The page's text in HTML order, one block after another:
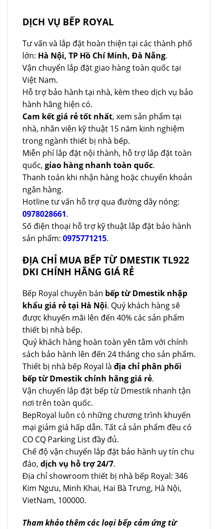
8.500.000 ₫.
DỊCH VỤ BẾP ROYAL
Tư vấn và lắp đặt hoàn thiện tại các thành phố
lớn: Hà Nội, TP Hồ Chí Minh, Đà Nẵng.
Vận chuyển lắp đặt giao hàng toàn quốc tại
Việt Nam.
Hỗ trợ bảo hành tại nhà, kèm theo dịch vụ bảo
hành hãng hiện có.
Cam kết giá rẻ tốt nhất, xem sản phẩm tại
nhà, nhân viên kỹ thuật 15 năm kinh nghiệm
trong ngành thiết bị nhà bếp.
Miễn phí lắp đặt nội thành, hỗ trợ lắp đặt toàn
quốc, giao hàng nhanh toàn quốc.
Thanh toán khi nhận hàng hoặc chuyển khoản
ngân hàng.
Hotline tư vấn hỗ trợ qua đường dây nóng:
0978028661.
Số điện thoại hỗ trợ kỹ thuật lắp đặt bảo hành
sản phẩm: 0975771215.
ĐỊA CHỈ MUA BẾP TỪ DMESTIK TL922
DKI CHÍNH HÃNG GIÁ RẺ
Bếp Royal chuyên bán bếp từ Dmestik nhập
khẩu giá rẻ tại Hà Nội. Quý khách hàng sẽ
được khuyến mãi lên đến 40% các sản phẩm
thiết bị nhà bếp.
Quý khách hàng hoàn toàn yên tâm với chính
sách bảo hành lên đến 24 tháng cho sản phẩm.
Thiết bị nhà bếp Royal là địa chỉ phân phối
bếp từ Dmestik chính hãng giá rẻ.
Vận chuyển lắp đặt bếp từ Dmestik nhanh tận
nơi trên toàn quốc.
BepRoyal luôn có những chương trình khuyến
mại giảm giá hấp dẫn. Tất cả sản phẩm đều có
CO CQ Parking List đầy đủ.
Chế độ vận chuyển lắp đặt bảo hành uy tín chu
đáo, dịch vụ hỗ trợ 24/7.
Địa chỉ showroom thiết bị nhà bếp Royal: 346
Kim Ngưu, Minh Khai, Hai Bà Trưng, Hà Nội,
VietNam, 100000.
Tham khảo thêm các loại bếp cảm ứng từ